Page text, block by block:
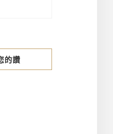
的讚